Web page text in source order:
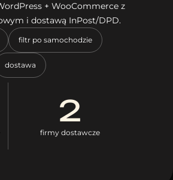
+ WooCommerce z
i dostawą InPost/DPD.
filtr po samochodzie
dostawa
2
firmy dostawcze